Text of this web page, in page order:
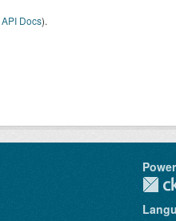
API Docs).